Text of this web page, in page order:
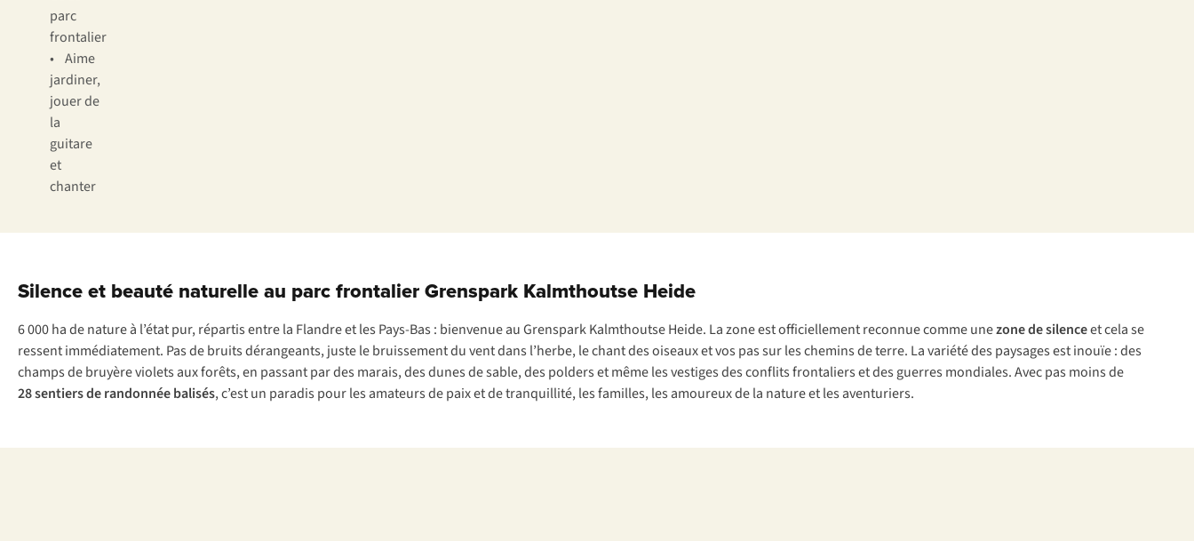
parc
frontalier
• Aime
jardiner,
jouer de
la
guitare
et
chanter
Silence et beauté naturelle au parc frontalier Grenspark Kalmthoutse Heide
6 000 ha de nature à l’état pur, répartis entre la Flandre et les Pays-Bas : bienvenue au Grenspark Kalmthoutse Heide. La zone est officiellement reconnue comme unezone de silenceet cela se
ressent immédiatement. Pas de bruits dérangeants, juste le bruissement du vent dans l’herbe, le chant des oiseaux et vos pas sur les chemins de terre. La variété des paysages est inouïe : des
champs de bruyère violets aux forêts, en passant par des marais, des dunes de sable, des polders et même les vestiges des conflits frontaliers et des guerres mondiales. Avec pas moins de
28 sentiers de randonnée balisés, c’est un paradis pour les amateurs de paix et de tranquillité, les familles, les amoureux de la nature et les aventuriers.